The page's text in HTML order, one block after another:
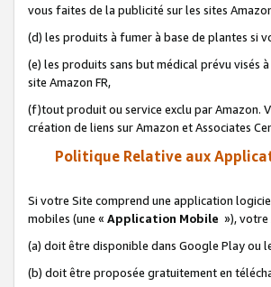
vous faites de la publicité sur les sites
(d) les produits à fumer à base de plantes si
(e) les produits sans but médical prévu visés
site Amazon FR,
(f)tout produit ou service exclu par Amazon.
création de liens sur Amazon et Associates
Politique Relative aux
Si votre Site comprend une application
mobiles (une « Application Mobile »), votre
(a) doit être disponible dans Google Play ou
(b) doit être proposée gratuitement en